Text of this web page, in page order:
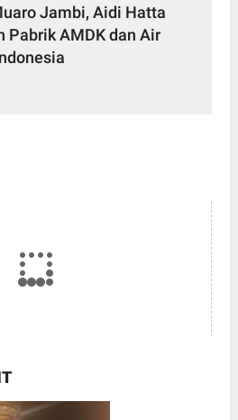
Jambi, Aidi Hatta
Pabrik AMDK dan Air